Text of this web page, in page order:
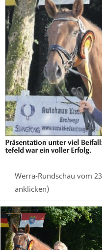
Werra-Rundschau vom
anklicken)